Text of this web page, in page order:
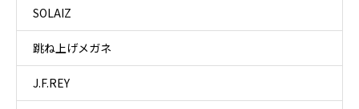
SOLAIZ
跳ね上げメガネ
J.F.REY